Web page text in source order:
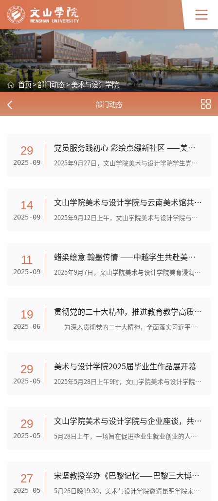
首页>部门动态>美术与设计学院
部门动态
29
2025-09
党员服务践初心 彩绘点缀新社区 ——美术与设计学院学生党支部开展进社区服务活动
2025年9月27日，文山学院美术与设计学院学生党支部在支部书记曹源菲老师的带领下，学生党员、预备党员和入党积极分子一行22人前往西山社区彩虹夜市街，开展了以“彩绘创想·彩虹夜...
14
2025-09
文山学院美术与设计学院与云南美术馆共建教学实践基地
2025年9月12日上午，文山学院美术与设计学院与云南美术馆教学实习基地签约暨揭牌仪式在云南美术馆举行。云南美术馆（云南画院）书记、主持工作副馆长（副院长）朱平，文山学院美术...
11
2025-09
蜡染绘意 翰墨传情 ——中越学生共赴美育之约
2025年9月7日，文山学院美术与设计学院美育浸润帮扶项目再结硕果，“蜡染绘意 翰墨传情”中越非遗研学交流活动在麻栗坡县第二中学顺利开展。中越学生齐聚一堂，共同参与体验蜡染技...
19
2025-06
贯彻党的二十大精神，推进教育教学高质量发展 ——美术与设计学院公开示范课观摩主题党日活动
为深入贯彻党的二十大精神，全面落实习近平总书记关于教育的重要论述，推动信息技术与高等教育教学融合创新发展，引导教师潜心教书育人，打造教学改革的风向标，促进教师积...
29
2025-05
美术与设计学院2025届毕业生作品展开幕
2025年5月28日上午9时，文山学院美术与设计学院2025届毕业生作品展开幕式在图书馆一楼大厅举行。中国艺术研究院博士生导师林若熹教授，文山学院党委委员、组织部部长蒋鸿，文山市...
29
2025-05
文山学院美术与设计学院与企业座谈，共谋就业创业新思路
5月28日上午，一场旨在促进毕业生就业创业的人才培养与就业创业座谈会在文山学院图书馆会议室举行。此次座谈会不仅为文山学院即将毕业的大学生提供了与企业面对面交流的机会，也为...
27
2025-05
宋坚教授举办《巴黎记忆——巴黎三大博物馆赏析》讲座
5月26日晚19:30，美术与设计学院邀请昆明学院宋坚教授在学校传习馆报告厅举办《巴黎记忆——巴黎三大博物馆赏析》专题讲座。宋坚教授以其深厚的艺术造诣和丰富的巴黎博物馆参观经...